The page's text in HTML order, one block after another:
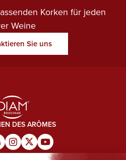
Korken für jeden
Weine
Sie uns
DES ARÔMES